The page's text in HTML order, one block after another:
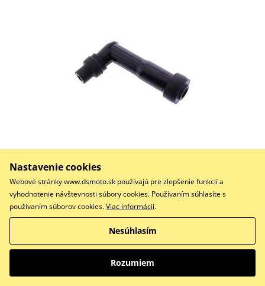
8,09 €
Do košíka
Porovnať
koncovka svíčky
Koncovky k zapaľovacím sviečkam NGK XB01F
Nastavenie cookies
Webové stránky www.dsmoto.sk používajú pre zlepšenie funkcií a
vyhodnotenie návštevnosti súbory cookies. Používaním súhlasíte s
používaním súborov cookies.Viac informácií.
Nesúhlasím
Rozumiem